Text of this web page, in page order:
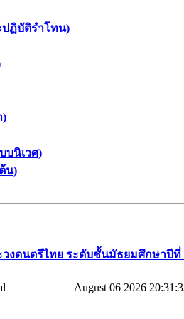
ฏิบัติรำโทน)
)
บนิเวศ)
น)
วงดนตรีไทย​ ระดับชั้นมัธยมศึกษาปี
August 06 2026